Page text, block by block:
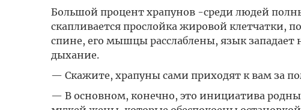
Большой процент храпунов -среди людей
скапливается прослойка жировой клетчатки,
спине, его мышцы расслаблены, язык западает
дыхание.
— Скажите, храпуны сами приходят к вам за
— В основном, конечно, это инициатива